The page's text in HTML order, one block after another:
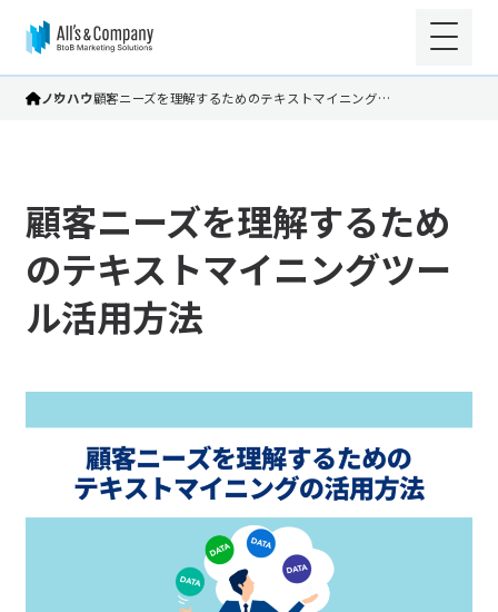
ノウハウ顧客ニーズを理解するためのテキストマイニング…
顧客ニーズを理解するため
のテキストマイニングツー
ル活用方法